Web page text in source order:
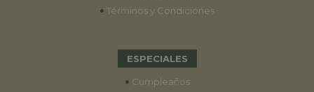
• Términos y Condiciones
ESPECIALES
• Cumpleaños